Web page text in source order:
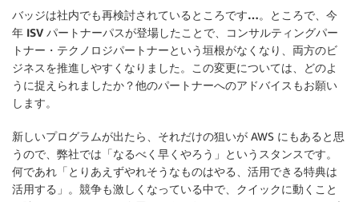
バッジは社内でも再検討されているところです…。ところで、今
年 ISV パートナーパスが登場したことで、コンサルティングパー
トナー・テクノロジパートナーという垣根がなくなり、両方のビ
ジネスを推進しやすくなりました。この変更については、どのよ
うに捉えられましたか？他のパートナーへのアドバイスもお願い
します。
新しいプログラムが出たら、それだけの狙いが AWS にもあると思
うので、弊社では「なるべく早くやろう」というスタンスです。
何であれ「とりあえずやれそうなものはやる、活用できる特典は
活用する」。競争も激しくなっている中で、クイックに動くこと